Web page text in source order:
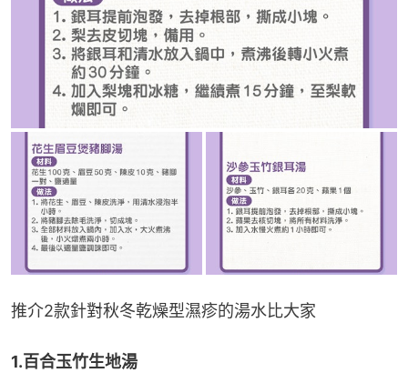
推介2款針對秋冬乾燥型濕疹的湯水比大家
1.百合玉竹生地湯